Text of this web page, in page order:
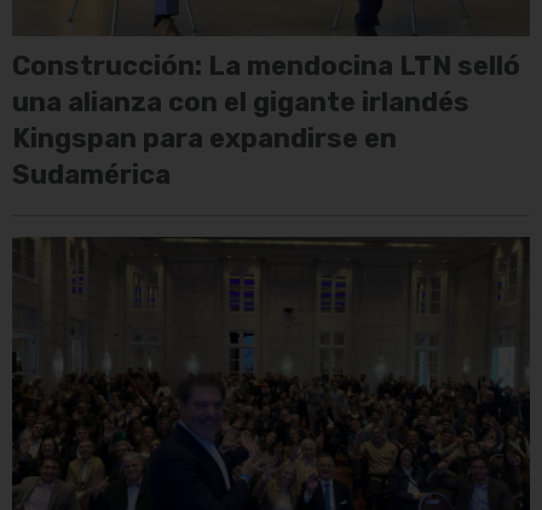
Construcción: La mendocina LTN selló
una alianza con el gigante irlandés
Kingspan para expandirse en
Sudamérica